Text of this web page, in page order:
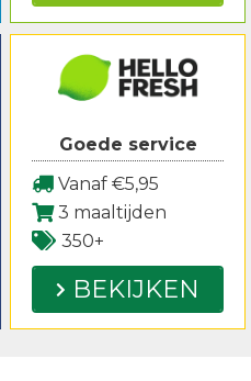
Goede service
Vanaf €5,95
3 maaltijden
350+
BEKIJKEN